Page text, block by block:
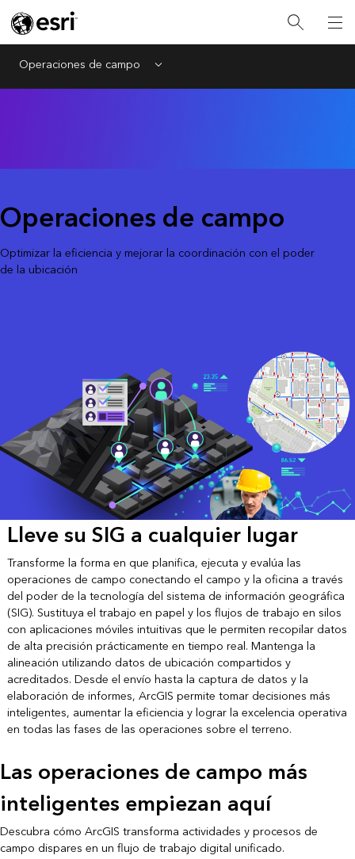
Operaciones de campo Menu
Operaciones de campo
Optimizar la eficiencia y mejorar la coordinación con el poder
de la ubicación
Lleve su SIG a cualquier lugar
Transforme la forma en que planifica, ejecuta y evalúa las
operaciones de campo conectando el campo y la oficina a través
del poder de la tecnología del sistema de información geográfica
(SIG). Sustituya el trabajo en papel y los flujos de trabajo en silos
con aplicaciones móviles intuitivas que le permiten recopilar datos
de alta precisión prácticamente en tiempo real. Mantenga la
alineación utilizando datos de ubicación compartidos y
acreditados. Desde el envío hasta la captura de datos y la
elaboración de informes, ArcGIS permite tomar decisiones más
inteligentes, aumentar la eficiencia y lograr la excelencia operativa
en todas las fases de las operaciones sobre el terreno.
Las operaciones de campo más
inteligentes empiezan aquí
Descubra cómo ArcGIS transforma actividades y procesos de
campo dispares en un flujo de trabajo digital unificado.